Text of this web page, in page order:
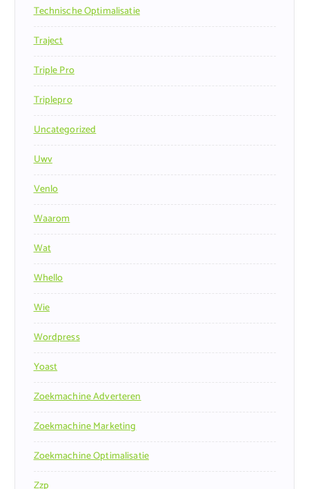
Technische Optimalisatie
Traject
Triple Pro
Triplepro
Uncategorized
Uwv
Venlo
Waarom
Wat
Whello
Wie
Wordpress
Yoast
Zoekmachine Adverteren
Zoekmachine Marketing
Zoekmachine Optimalisatie